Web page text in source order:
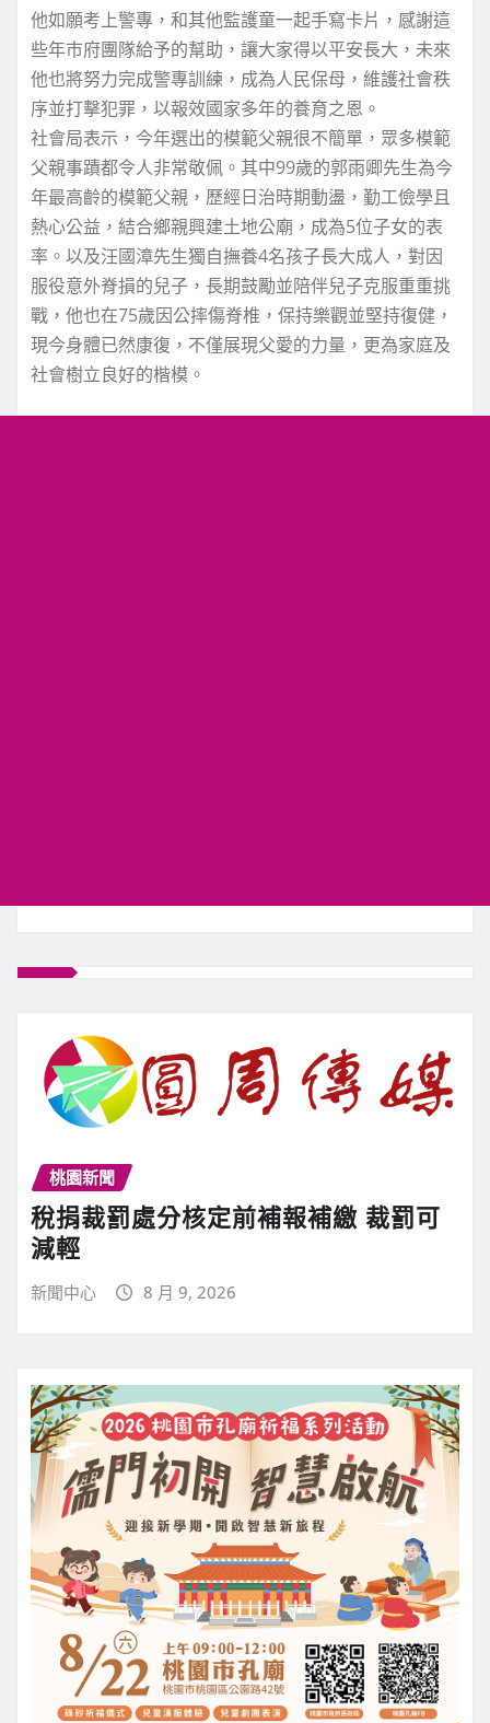
他如願考上警專，和其他監護童一起手寫卡片，感謝這
些年市府團隊給予的幫助，讓大家得以平安長大，未來
他也將努力完成警專訓練，成為人民保母，維護社會秩
序並打擊犯罪，以報效國家多年的養育之恩。
社會局表示，今年選出的模範父親很不簡單，眾多模範
父親事蹟都令人非常敬佩。其中99歲的郭雨卿先生為今
年最高齡的模範父親，歷經日治時期動盪，勤工儉學且
熱心公益，結合鄉親興建土地公廟，成為5位子女的表
率。以及汪國漳先生獨自撫養4名孩子長大成人，對因
服役意外脊損的兒子，長期鼓勵並陪伴兒子克服重重挑
戰，他也在75歲因公摔傷脊椎，保持樂觀並堅持復健，
現今身體已然康復，不僅展現父愛的力量，更為家庭及
社會樹立良好的楷模。
桃園新聞
稅捐裁罰處分核定前補報補繳 裁罰可
減輕
新聞中心 8 月 9, 2026